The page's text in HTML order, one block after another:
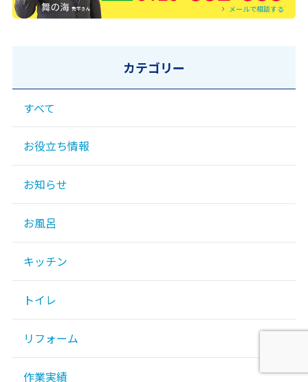
メールで相談する
カテゴリー
すべて
お役立ち情報
お知らせ
お風呂
キッチン
トイレ
リフォーム
作業実績